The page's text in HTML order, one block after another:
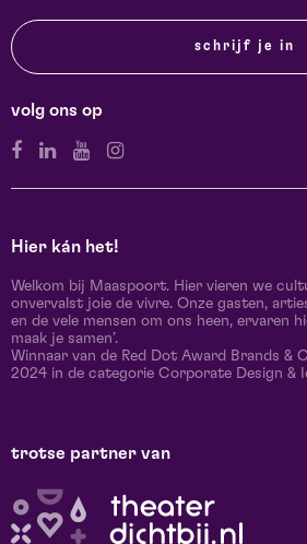
schrijf je in
volg ons op
Hier kán het!
Welkom bij Maaspoort. Hier vieren we
onvervalst joie de vivre. Onze gasten,
en de vele mensen om ons heen, ervaren
maak je samen’.
Winnaar van de Red Dot Award Brands &
2024 in de categorie Corporate Design &
trotse partner van